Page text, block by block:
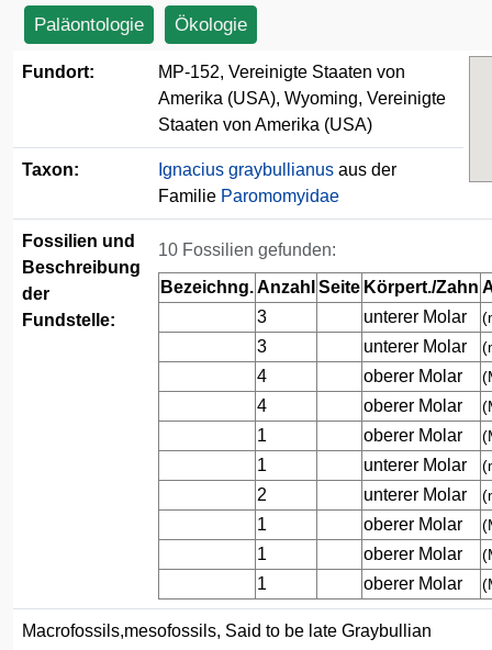
Paläontologie Ökologie
Fundort:
MP-152, Vereinigte Staaten von
Amerika (USA), Wyoming, Vereinigte
Staaten von Amerika (USA)
Taxon: Ignacius graybullianus aus der
Familie Paromomyidae
Fossilien und
Beschreibung
der
Fundstelle:
10 Fossilien gefunden:
Bezeichng.Anzahl Seite Körpert./Zahn
3
unterer Molar
3 unterer Molar
4 oberer Molar
4 oberer Molar
1 oberer Molar
1 unterer Molar
2 unterer Molar
1 oberer Molar
1 oberer Molar
1 oberer Molar
Macrofossils,mesofossils, Said to be late Graybullian